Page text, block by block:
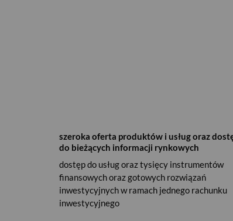
szeroka oferta produktów i usług oraz
do bieżących informacji rynkowych
dostęp do usług oraz tysięcy instrumentów
finansowych oraz gotowych rozwiązań
inwestycyjnych w ramach jednego rachunku
inwestycyjnego